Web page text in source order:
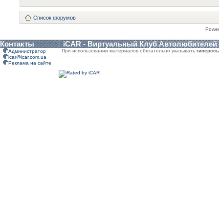
Список форумов
Контакты iCAR - Виртуальный Клуб Автолюбителей
Администратор
icar@icar.com.ua
Реклама на сайте
При использовании материалов обязательно указывать